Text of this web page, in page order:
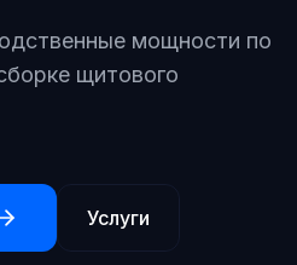
мощности по
щитового
Услуги